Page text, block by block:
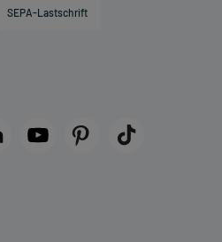
SEPA-Lastschrift